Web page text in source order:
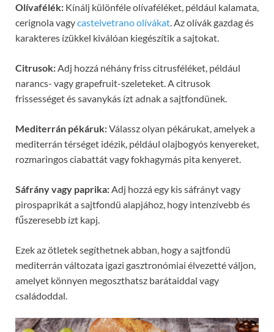
Olívafélék: Kínálj különféle olívaféléket, például kalamata,
cerignola vagycastelvetrano olívákat . Az olívák gazdag és
karakteres ízükkel kiválóan kiegészítik a sajtokat.
Citrusok: Adj hozzá néhány friss citrusféléket, például
narancs- vagy grapefruit-szeleteket. A citrusok
frissességet és savanykás ízt adnak a sajtfondünek.
Mediterrán pékáruk:Válassz olyan pékárukat, amelyek a
mediterrán térséget idézik, például olajbogyós kenyereket,
rozmaringos ciabattát vagy fokhagymás pita kenyeret.
Sáfrány vagy paprika: Adj hozzá egy kis sáfrányt vagy
pirospaprikát a sajtfondü alapjához, hogy intenzívebb és
fűszeresebb ízt kapj.
Ezek az ötletek segíthetnek abban, hogy a sajtfondü
mediterrán változata igazi gasztronómiai élvezetté váljon,
amelyet könnyen megoszthatsz barátaiddal vagy
családoddal.